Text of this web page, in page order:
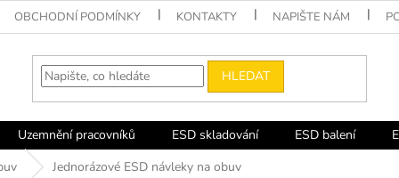
OBCHODNÍ PODMÍNKY KONTAKTY NAPIŠTE NÁM
HLEDAT
Uzemnění pracovníků ESD skladování ESD balení
Jednorázové ESD návleky na obuv